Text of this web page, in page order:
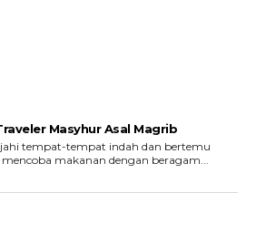
Masyhur Asal Magrib
tempat-tempat indah dan bertemu
makanan dengan beragam...